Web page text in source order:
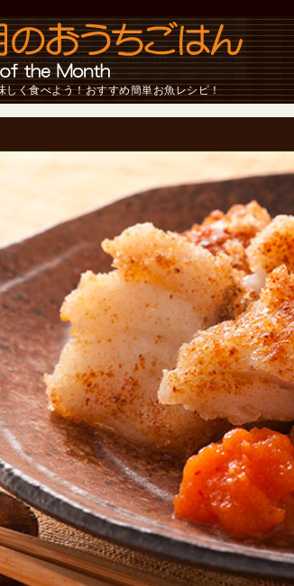
しく食べよう！おすすめ簡単お魚レシピ！